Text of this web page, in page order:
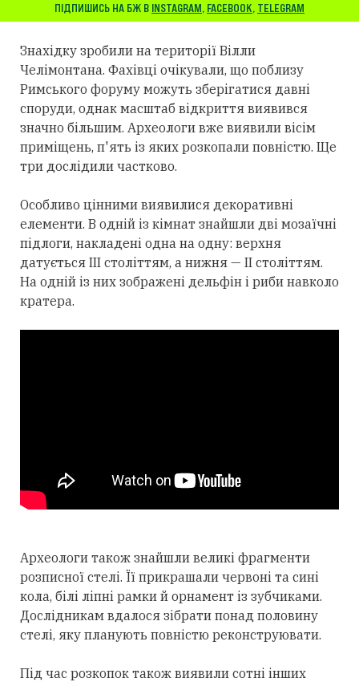
ПІДПИШИСЬ НА БЖ В INSTAGRAM, FACEBOOK, TELEGRAM
Знахідку зробили на території Вілли
Челімонтана. Фахівці очікували, що поблизу
Римського форуму можуть зберігатися давні
споруди, однак масштаб відкриття виявився
значно більшим. Археологи вже виявили вісім
приміщень, п'ять із яких розкопали повністю. Ще
три дослідили частково.
Особливо цінними виявилися декоративні
елементи. В одній із кімнат знайшли дві мозаїчні
підлоги, накладені одна на одну: верхня
датується III століттям, а нижня — II століттям.
На одній із них зображені дельфін і риби навколо
кратера.
Археологи також знайшли великі фрагменти
розписної стелі. Її прикрашали червоні та сині
кола, білі ліпні рамки й орнамент із зубчиками.
Дослідникам вдалося зібрати понад половину
стелі, яку планують повністю реконструювати.
Під час розкопок також виявили сотні інших